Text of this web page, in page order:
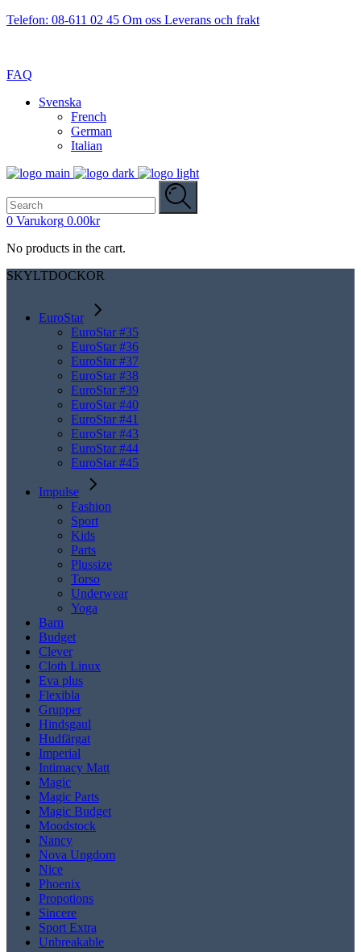
Telefon: 08-611 02 45 Om oss Leverans och frakt
FAQ
Svenska
French
German
Italian
for:
0 Varukorg 0.00kr
No products in the cart.
SKYLTDOCKOR
EuroStar
EuroStar #35
EuroStar #36
EuroStar #37
EuroStar #38
EuroStar #39
EuroStar #40
EuroStar #41
EuroStar #43
EuroStar #44
EuroStar #45
Impulse
Fashion
Sport
Kids
Parts
Plussize
Torso
Underwear
Yoga
Barn
Budget
Clever
Cloth Linux
Eva plus
Flexibla
Grupper
Hindsgaul
Hudfärgat
Imperial
Intimacy Matt
Magic
Magic Parts
Magic Budget
Moodstock
Nancy
Nova Ungdom
Nice
Phoenix
Propotions
Sincere
Sport Extra
Unbreakable